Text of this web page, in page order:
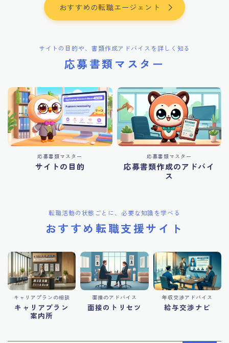
おすすめの転職エージェント
サイトの目的や、書類作成アドバイスを詳しく知る
応募書類マスター
応募書類マスター
サイトの目的
応募書類マスター
応募書類作成のアドバイ
ス
転職活動の状態ごとに、必要な知識を学べる
おすすめ転職支援サイト
キャリアプランの相談
キャリアプラン
案内所
面接のアドバイス
面接のトリセツ
年収交渉アドバイス
給与交渉ナビ